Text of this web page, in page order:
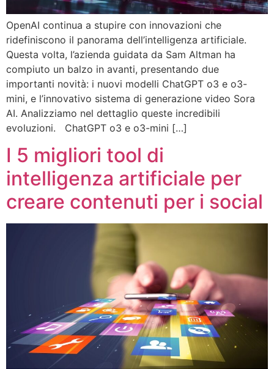
OpenAI continua a stupire con innovazioni che
ridefiniscono il panorama dell’intelligenza artificiale.
Questa volta, l’azienda guidata da Sam Altman ha
compiuto un balzo in avanti, presentando due
importanti novità: i nuovi modelli ChatGPT o3 e o3-
mini, e l’innovativo sistema di generazione video Sora
AI. Analizziamo nel dettaglio queste incredibili
evoluzioni. ChatGPT o3 e o3-mini […]
I 5 migliori tool di
intelligenza artificiale per
creare contenuti per i social